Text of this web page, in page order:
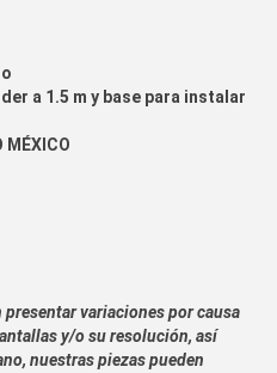
a 1.5 m y base para instalar
MÉXICO
variaciones por causa
y/o su resolución, así
nuestras piezas pueden